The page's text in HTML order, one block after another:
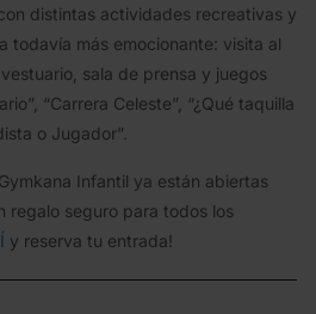
distintas actividades recreativas y
todavía más emocionante: visita al
sala de prensa y juegos
“Carrera Celeste”, “¿Qué taquilla
o Jugador”.
Infantil ya están abiertas
regalo seguro para todos los
y reserva tu entrada!